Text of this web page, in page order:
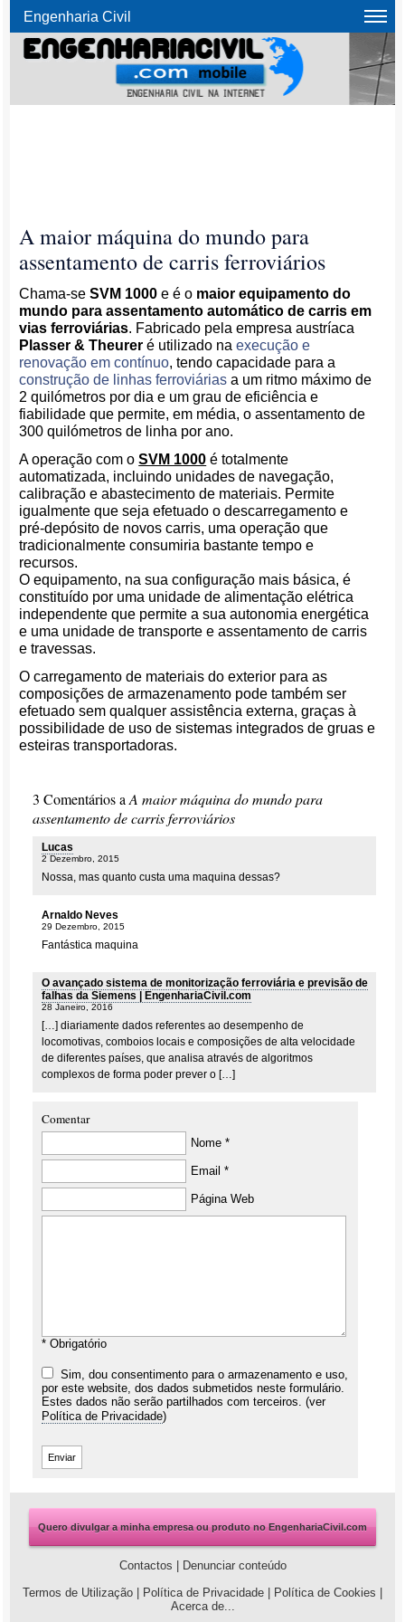
Engenharia Civil
A maior máquina do mundo para
assentamento de carris ferroviários
Chama-seSVM 1000 e é o maior equipamento do
mundo para assentamento automático de carris em
vias ferroviárias. Fabricado pela empresa austríaca
Plasser & Theurer é utilizado naexecução e
renovação em contínuo, tendo capacidade para a
construção de linhas ferroviárias a um ritmo máximo de
2 quilómetros por dia e um grau de eficiência e
fiabilidade que permite, em média, o assentamento de
300 quilómetros de linha por ano.
A operação com oSVM 1000 é totalmente
automatizada, incluindo unidades de navegação,
calibração e abastecimento de materiais. Permite
igualmente que seja efetuado o descarregamento e
pré-depósito de novos carris, uma operação que
tradicionalmente consumiria bastante tempo e
recursos.
O equipamento, na sua configuração mais básica, é
constituído por uma unidade de alimentação elétrica
independente que permite a sua autonomia energética
e uma unidade de transporte e assentamento de carris
e travessas.
O carregamento de materiais do exterior para as
composições de armazenamento pode também ser
efetuado sem qualquer assistência externa, graças à
possibilidade de uso de sistemas integrados de gruas e
esteiras transportadoras.
3 Comentários aA maior máquina do mundo para
assentamento de carris ferroviários
Lucas
2 Dezembro, 2015
Nossa, mas quanto custa uma maquina dessas?
Arnaldo Neves
29 Dezembro, 2015
Fantástica maquina
O avançado sistema de monitorização ferroviária e previsão de
falhas da Siemens | EngenhariaCivil.com
28 Janeiro, 2016
[…] diariamente dados referentes ao desempenho de
locomotivas, comboios locais e composições de alta velocidade
de diferentes países, que analisa através de algoritmos
complexos de forma poder prever o […]
Comentar
Nome *
Email *
Página Web
* Obrigatório
Sim, dou consentimento para o armazenamento e uso,
por este website, dos dados submetidos neste formulário.
Estes dados não serão partilhados com terceiros. (ver
Política de Privacidade)
Quero divulgar a minha empresa ou produto no EngenhariaCivil.com
Contactos
Denunciar conteúdo
Termos de Utilização
Política de Privacidade Política de Cookies
Acerca de...